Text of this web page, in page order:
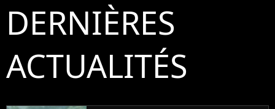
DERNIÈRES
ACTUALITÉS